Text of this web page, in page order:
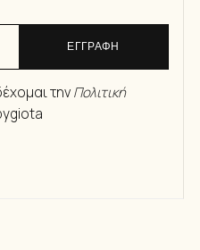
ΕΓΓΡΑΦΗ
τηνΠολιτική